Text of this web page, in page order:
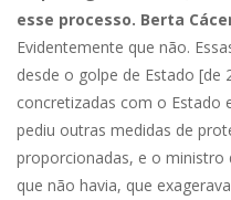
esse processo. Berta
Evidentemente que não.
desde o golpe de Estado [de
concretizadas com o Estado
pediu outras medidas de
proporcionadas, e o ministro
que não havia, que